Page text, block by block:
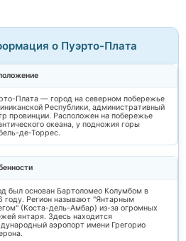
о Пуэрто-Плата
Плата — город на северном побережье
Республики, административный
провинции. Расположен на побережье
океана, у подножия горы
де-Торрес.
был основан Бартоломео Колумбом в
году. Регион называют "Янтарным
(Коста-дель-Амбар) из-за огромных
янтаря. Здесь находится
аэропорт имени Грегорио